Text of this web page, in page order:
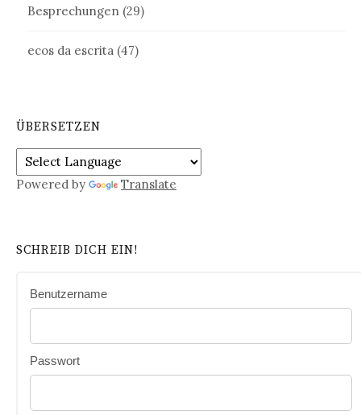
Besprechungen (29)
ecos da escrita (47)
ÜBERSETZEN
Powered by Translate
SCHREIB DICH EIN!
Benutzername
Passwort